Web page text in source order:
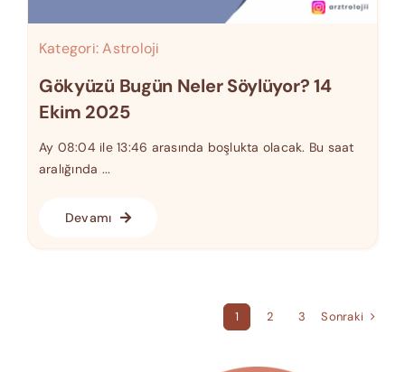
Kategori:Astroloji
Gökyüzü Bugün Neler Söylüyor? 14
Ekim 2025
Ay 08:04 ile 13:46 arasında boşlukta olacak. Bu saat
aralığında ...
Devamı
1 2 3 Sonraki